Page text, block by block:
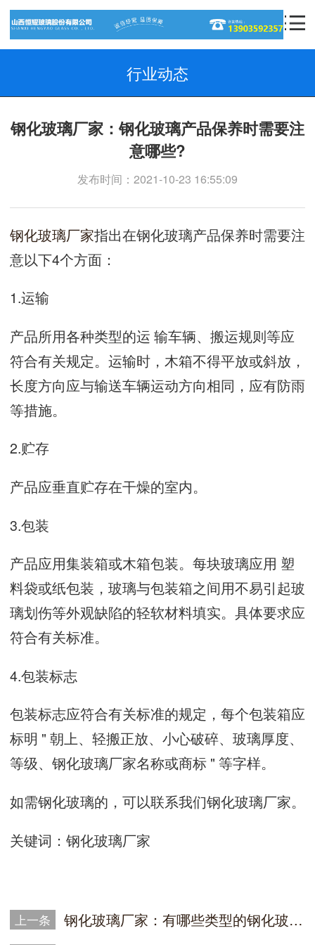
行业动态
钢化玻璃厂家：钢化玻璃产品保养时需要注
意哪些?
发布时间：2021-10-23 16:55:09
钢化玻璃厂家指出在钢化玻璃产品保养时需要注
意以下4个方面：
1.运输
产品所用各种类型的运 输车辆、搬运规则等应
符合有关规定。运输时，木箱不得平放或斜放，
长度方向应与输送车辆运动方向相同，应有防雨
等措施。
2.贮存
产品应垂直贮存在干燥的室内。
3.包装
产品应用集装箱或木箱包装。每块玻璃应用 塑
料袋或纸包装，玻璃与包装箱之间用不易引起玻
璃划伤等外观缺陷的轻软材料填实。具体要求应
符合有关标准。
4.包装标志
包装标志应符合有关标准的规定，每个包装箱应
标明 " 朝上、轻搬正放、小心破碎、玻璃厚度、
等级、钢化玻璃厂家名称或商标 " 等字样。
如需钢化玻璃的，可以联系我们钢化玻璃厂家。
关键词：钢化玻璃厂家
上一条
钢化玻璃厂家：有哪些类型的钢化玻璃制品?